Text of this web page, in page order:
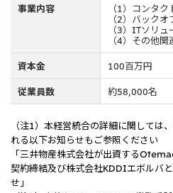
事業内容
（1）コンタ
（2）バック
（3）ITソリ
（4）その他
資本金
100百万円
従業員数
約58,000名
（注1）本経営統合の詳細に関しては
れる以下お知らせもご参照ください
「三井物産株式会社が出資する
契約締結及び株式会社KDDIエボルバ
せ」